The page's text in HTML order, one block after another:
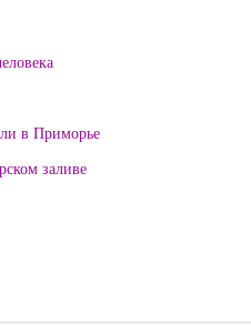
в Приморье
заливе